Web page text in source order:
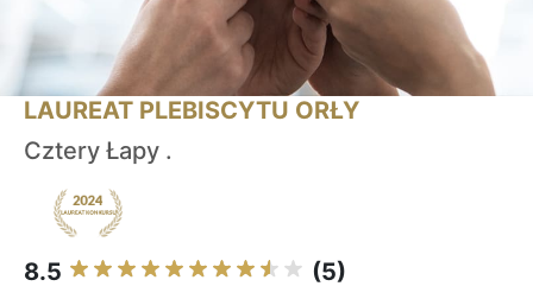
LAUREAT PLEBISCYTU ORŁY
Cztery Łapy .
8.5 (5)